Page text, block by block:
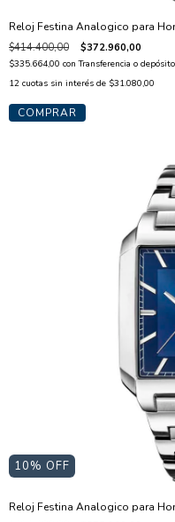
Reloj Festina Analogico para
$414.400,00 $372.960,00
$335.664,00 con Transferencia o depósito
12 cuotas sin interés de $31.080,00
10% OFF
Reloj Festina Analogico para